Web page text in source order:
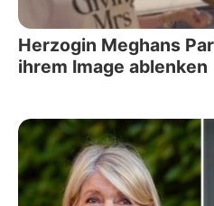
Herzogin Meghans
ihrem Image ablenken